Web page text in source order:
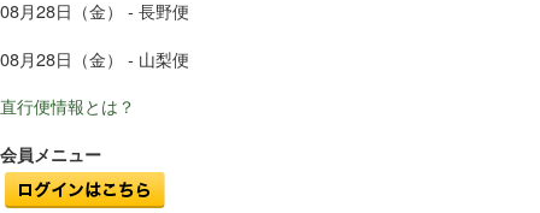
08月28日（金） - 長野便
08月28日（金） - 山梨便
直行便情報とは？
会員メニュー